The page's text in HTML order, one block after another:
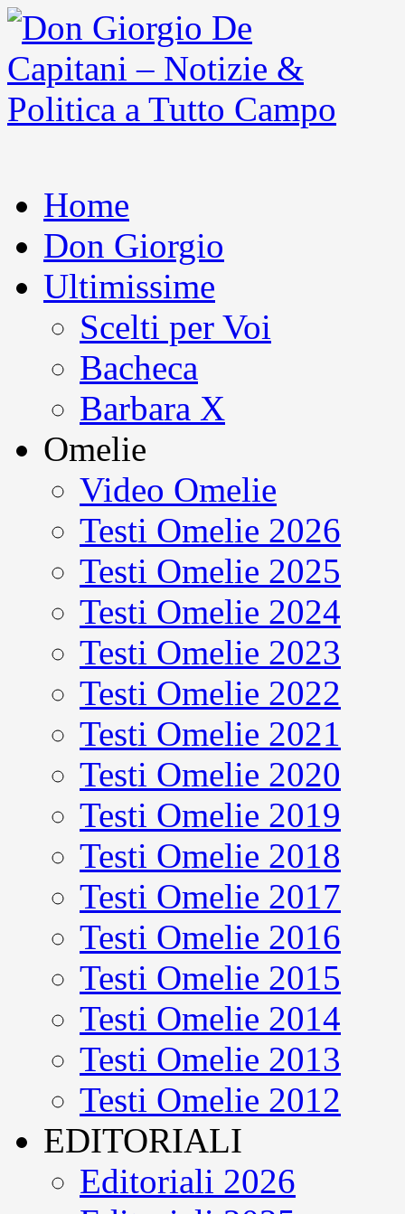
Home
Don Giorgio
Ultimissime
Scelti per Voi
Bacheca
Barbara X
Omelie
Video Omelie
Testi Omelie 2026
Testi Omelie 2025
Testi Omelie 2024
Testi Omelie 2023
Testi Omelie 2022
Testi Omelie 2021
Testi Omelie 2020
Testi Omelie 2019
Testi Omelie 2018
Testi Omelie 2017
Testi Omelie 2016
Testi Omelie 2015
Testi Omelie 2014
Testi Omelie 2013
Testi Omelie 2012
EDITORIALI
Editoriali 2026